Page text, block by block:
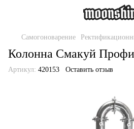
Самогоноварение
Колонна Смакуй Профи
Артикул: 420153 Оставить отзыв